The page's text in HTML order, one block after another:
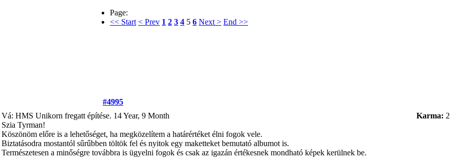
Page:
<< Start < Prev 1 2 3 4 5 6 Next > End >>
#4995
Vá: HMS Unikorn fregatt építése. 14 Year, 9 Month Karma: 2
Szia Tyrman!
Köszönöm előre is a lehetőséget, ha megközelítem a határértéket élni fogok vele.
Biztatásodra mostantól sűrűbben töltök fel és nyitok egy maketteket bemutató albumot is.
Természetesen a minőségre továbbra is ügyelni fogok és csak az igazán értékesnek mondható képek kerülnek be.